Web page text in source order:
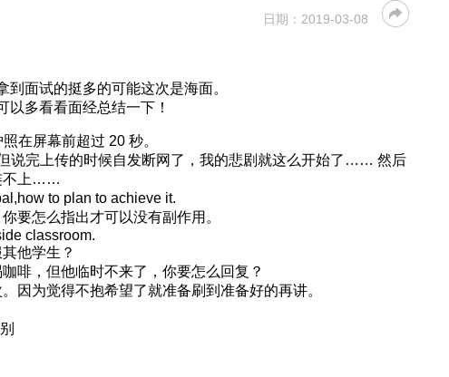
日期： 2019-03-08
面试的挺多的可能这次是海面。
以多看看面经总结一下！
在屏幕前超过 20 秒。
说完上传的时候自发断网了，我的悲剧就这么开始了…… 然后
不上……
to plan to achieve it.
要怎么指出才可以没有副作用。
classroom.
他学生？
啡，但他临时不来了，你要怎么回复？
因为觉得不抱希望了就准备刷到准备好的再讲。